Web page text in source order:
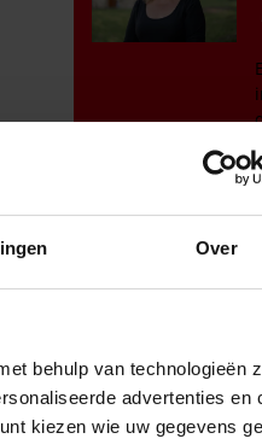
Over
behulp van technologieën
advertenties en
kiezen wie uw gegevens